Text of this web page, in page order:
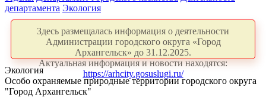
департамента Экология
Здесь размещалась информация о деятельности
Администрации городского округа «Город
Архангельск» до 31.12.2025.
Актуальная информация и новости находятся:
https://arhcity.gosuslugi.ru/
Экология
Особо охраняемые природные территории городского округа
"Город Архангельск"